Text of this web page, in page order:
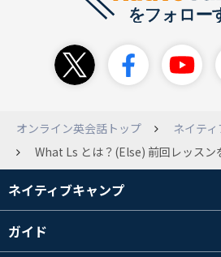
オンライン英会話トップ
ネイテ
What Ls とは？(Else) 前回レッスンをした時に講師から”What Ls?”と聞かれるのですが、どういう意味か理解できずに困っています。この言葉の意味を知っていたら教えていただきたいです。よろしくお願いします。 (ko**)
ネイティブキャンプ
ガイド